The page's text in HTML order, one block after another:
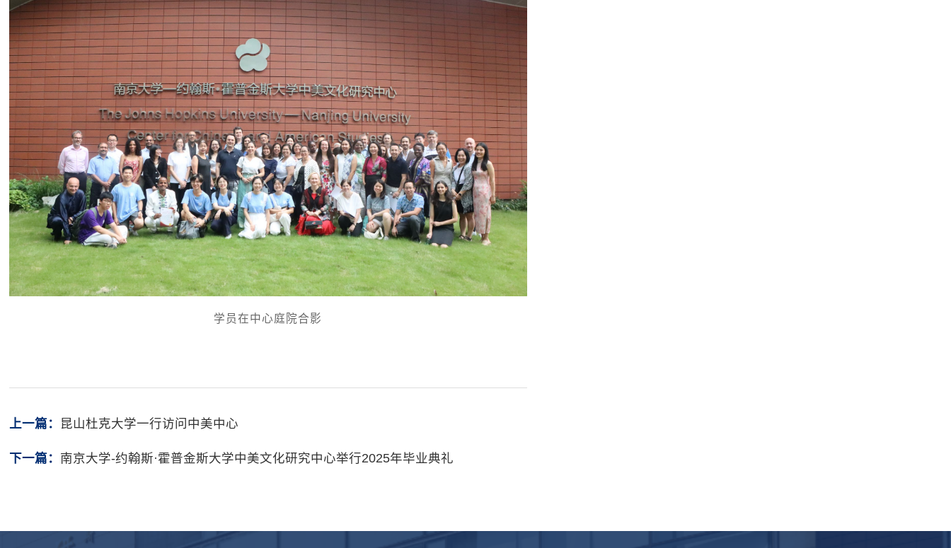
学员在中心庭院合影
上一篇： 昆山杜克大学一行访问中美中心
下一篇： 南京大学-约翰斯·霍普金斯大学中美文化研究中心举行2025年毕业典礼